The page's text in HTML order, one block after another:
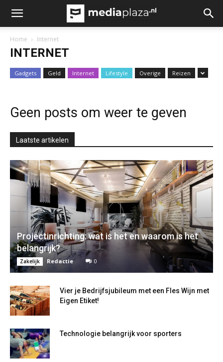
Home Internet
INTERNET
Gadgets Geld Internet Lifestyle Overige Reizen
Geen posts om weer te geven
Laatste artikelen
Projectinrichting: wat is het en waarom is het
belangrijk?
Zakelijk Redactie 0
Vier je Bedrijfsjubileum met een Fles Wijn met
Eigen Etiket!
Technologie belangrijk voor sporters